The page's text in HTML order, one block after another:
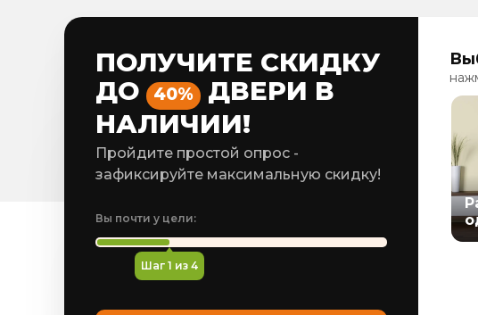
ПОЛУЧИТЕ СКИДКУ
ДО
40%
ДВЕРИ В
НАЛИЧИИ!
Пройдите простой опрос -
зафиксируйте максимальную скидку!
Вы почти у цели:
Шаг 1 из 4